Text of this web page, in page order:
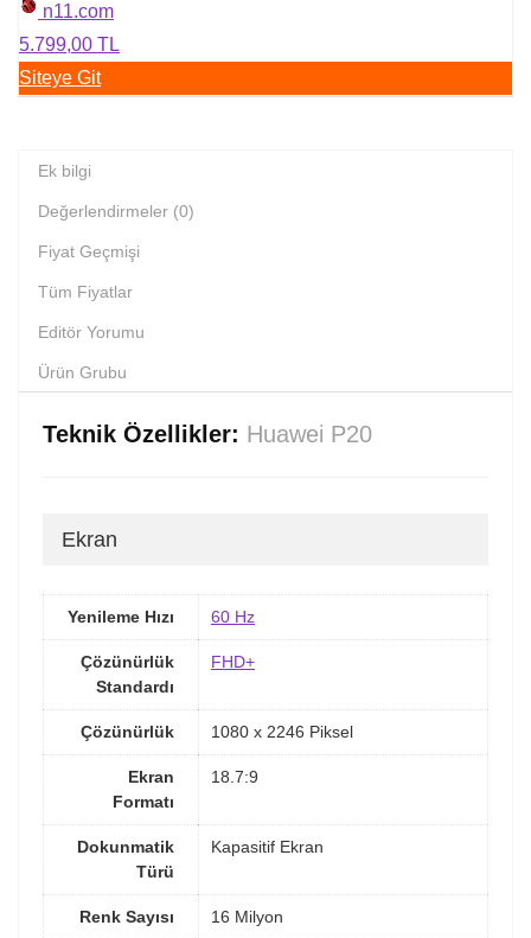
n11.com
5.799,00 TL
Siteye Git
Ek bilgi
Değerlendirmeler (0)
Fiyat Geçmişi
Tüm Fiyatlar
Editör Yorumu
Ürün Grubu
Teknik Özellikler: Huawei P20
Ekran
Yenileme Hızı 60 Hz
Çözünürlük
Standardı
FHD+
Çözünürlük 1080 x 2246 Piksel
Ekran
Formatı
18.7:9
Dokunmatik
Türü
Kapasitif Ekran
Renk Sayısı 16 Milyon